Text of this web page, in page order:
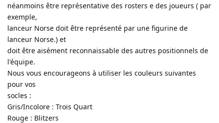
néanmoins être représentative des rosters e des joueurs ( par
exemple,
lanceur Norse doit être représenté par une figurine de
lanceur Norse.) et
doit être aisément reconnaissable des autres positionnels de
l'équipe.
Nous vous encourageons à utiliser les couleurs suivantes
pour vos
socles :
Gris/Incolore : Trois Quart
Rouge : Blitzers